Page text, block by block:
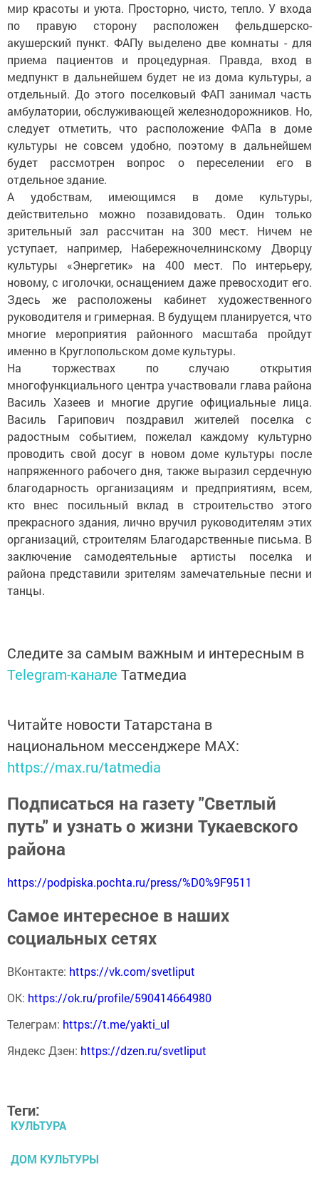
мир красоты и уюта. Просторно, чисто, тепло. У входа
по правую сторону расположен фельдшерско-
акушерский пункт. ФАПу выделено две комнаты - для
приема пациентов и процедурная. Правда, вход в
медпункт в дальнейшем будет не из дома культуры, а
отдельный. До этого поселковый ФАП занимал часть
амбулатории, обслуживающей железнодорожников. Но,
следует отметить, что расположение ФАПа в доме
культуры не совсем удобно, поэтому в дальнейшем
будет рассмотрен вопрос о переселении его в
отдельное здание.
А удобствам, имеющимся в доме культуры,
действительно можно позавидовать. Один только
зрительный зал рассчитан на 300 мест. Ничем не
уступает, например, Набережночелнинскому Дворцу
культуры «Энергетик» на 400 мест. По интерьеру,
новому, с иголочки, оснащением даже превосходит его.
Здесь же расположены кабинет художественного
руководителя и гримерная. В будущем планируется, что
многие мероприятия районного масштаба пройдут
именно в Круглопольском доме культуры.
На торжествах по случаю открытия
многофункциального центра участвовали глава района
Василь Хазеев и многие другие официальные лица.
Василь Гарипович поздравил жителей поселка с
радостным событием, пожелал каждому культурно
проводить свой досуг в новом доме культуры после
напряженного рабочего дня, также выразил сердечную
благодарность организациям и предприятиям, всем,
кто внес посильный вклад в строительство этого
прекрасного здания, лично вручил руководителям этих
организаций, строителям Благодарственные письма. В
заключение самодеятельные артисты поселка и
района представили зрителям замечательные песни и
танцы.
Следите за самым важным и интересным в
Telegram-канале Татмедиа
Читайте новости Татарстана в
национальном мессенджере MАХ:
https://max.ru/tatmedia
Подписаться на газету "Светлый
путь" и узнать о жизни Тукаевского
района
https://podpiska.pochta.ru/press/%D0%9F9511
Самое интересное в наших
социальных сетях
ВКонтакте: https://vk.com/svetliput
ОК: https://ok.ru/profile/590414664980
Телеграм: https://t.me/yakti_ul
Яндекс Дзен: https://dzen.ru/svetliput
Теги:
КУЛЬТУРА
ДОМ КУЛЬТУРЫ